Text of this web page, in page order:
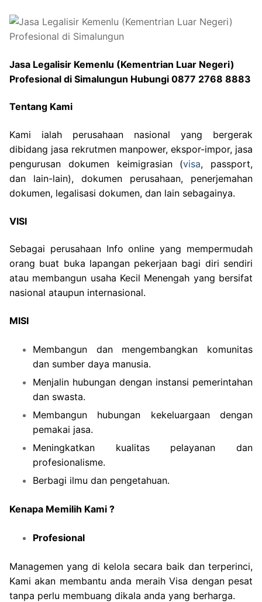
Jasa Legalisir Kemenlu (Kementrian Luar Negeri)
Profesional di Simalungun Hubungi 0877 2768 8883
Tentang Kami
Kami ialah perusahaan nasional yang bergerak
dibidang jasa rekrutmen manpower, ekspor-impor, jasa
pengurusan dokumen keimigrasian (visa, passport,
dan lain-lain), dokumen perusahaan, penerjemahan
dokumen, legalisasi dokumen, dan lain sebagainya.
VISI
Sebagai perusahaan Info online yang mempermudah
orang buat buka lapangan pekerjaan bagi diri sendiri
atau membangun usaha Kecil Menengah yang bersifat
nasional ataupun internasional.
MISI
Membangun dan mengembangkan komunitas
dan sumber daya manusia.
Menjalin hubungan dengan instansi pemerintahan
dan swasta.
Membangun hubungan kekeluargaan dengan
pemakai jasa.
Meningkatkan kualitas pelayanan dan
profesionalisme.
Berbagi ilmu dan pengetahuan.
Kenapa Memilih Kami ?
Profesional
Managemen yang di kelola secara baik dan terperinci,
Kami akan membantu anda meraih Visa dengan pesat
tanpa perlu membuang dikala anda yang berharga.